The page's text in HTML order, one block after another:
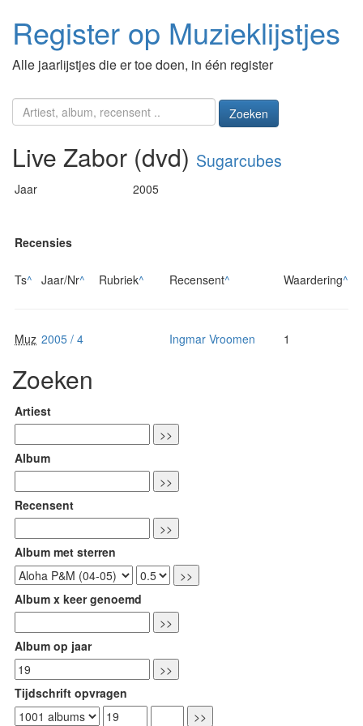
Register op Muzieklijstjes
Alle jaarlijstjes die er toe doen, in één register
Zoeken
Live Zabor (dvd) Sugarcubes
Jaar 2005
Recensies
Ts^ Jaar/Nr^ Rubriek^ Recensent^ Waardering^
Muz 2005 / 4 Ingmar Vroomen 1
Zoeken
Artiest
Album
Recensent
Album met sterren
Album x keer genoemd
Album op jaar
Tijdschrift opvragen